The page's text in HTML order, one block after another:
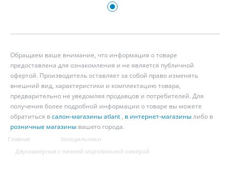
Обращаем ваше внимание, что информация о товаре
предоставлена для ознакомления и не является публичной
офертой. Производитель оставляет за собой право изменять
внешний вид, характеристики и комплектацию товара,
предварительно не уведомляя продавцов и потребителей. Для
получения более подробной информации о товаре вы можете
обратиться всалон-магазины atlant , в интернет-магазинылибо в
розничные магазины вашего города.
Главная
Холодильники
Двухкамерные с нижней морозильной камерой